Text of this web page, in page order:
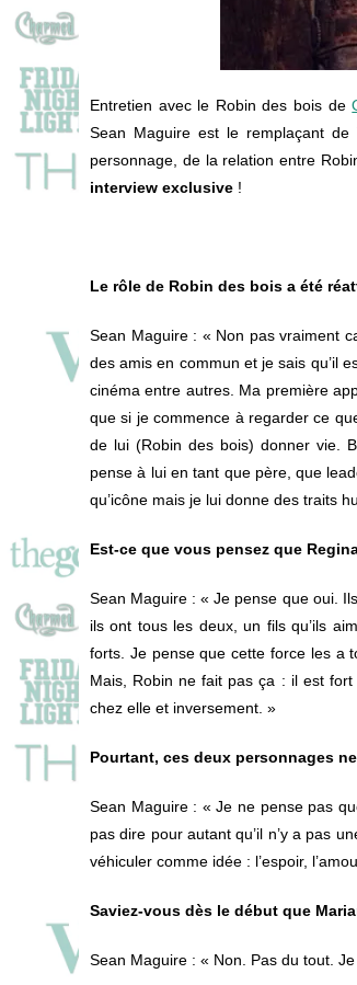
Entretien avec le Robin des bois de
Sean Maguire est le remplaçant
personnage, de la relation entre
interview exclusive !
Le rôle de Robin des bois a été
Sean Maguire: « Non pas vraiment
des amis en commun et je sais qu’il
cinéma entre autres. Ma première
que si je commence à regarder ce
de lui (Robin des bois) donner vie.
pense à lui en tant que père, que
qu’icône mais je lui donne des traits
Est-ce que vous pensez que
Sean Maguire : « Je pense que oui.
ils ont tous les deux, un fils qu’ils
forts. Je pense que cette force les a
Mais, Robin ne fait pas ça : il est
chez elle et inversement. »
Pourtant, ces deux personnages
Sean Maguire: « Je ne pense pas
pas dire pour autant qu’il n’y a pas
véhiculer comme idée : l’espoir,
Saviez-vous dès le début que
Sean Maguire : « Non. Pas du tout.